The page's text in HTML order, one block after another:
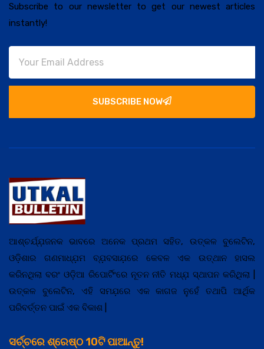
Subscribe to our newsletter to get our newest articles
instantly!
SUBSCRIBE NOW
ଆଶ୍ଚର୍ଯ୍ଯ଼ଜନକ ଭାବରେ ଅନେକ ପ୍ରଥମ ସହିତ, ଉତ୍କଳ ବୁଲେଟିନ,
ଓଡ଼ିଶାର ଗଣମାଧ୍ଯ଼ମ ବ୍ଯ଼ବସାଯ଼ରେ କେବଳ ଏକ ଉତ୍ଥାନ ହାସଲ
କରିନଥିଲା ବରଂ ଓଡ଼ିଆ ରିପୋର୍ଟିଂରେ ନୂତନ ନୀତି ମଧ୍ଯ଼ ସ୍ଥାପନ କରିଥିଲା |
ଉତ୍କଳ ବୁଲେଟିନ, ଏହି ସମଯ଼ରେ ଏକ କାଗଜ ନୁହେଁ ତଥାପି ଆର୍ଥିକ
ପରିବର୍ତ୍ତନ ପାଇଁ ଏକ ବିକାଶ |
ସର୍ଚ୍ଚରେ ଶ୍ରେଷ୍ଠ 10ଟି ପାଆନ୍ତୁ!